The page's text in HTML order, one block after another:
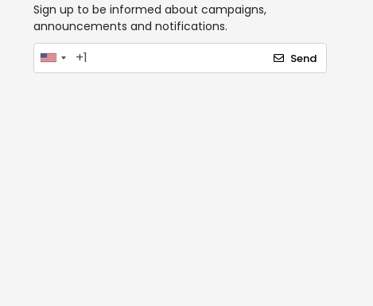
Sign up to be informed about campaigns,
announcements and notifications.
Send